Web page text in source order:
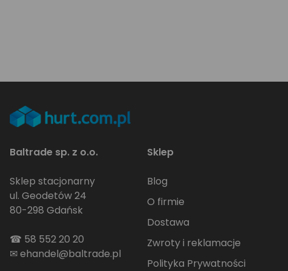
Baltrade sp. z o.o.
Sklep stacjonarny
ul. Geodetów 24
80-298 Gdańsk
☎ 58 552 20 20
✉ehandel@baltrade.pl
Sklep
Blog
O firmie
Dostawa
Zwroty i reklamacje
Polityka Prywatności